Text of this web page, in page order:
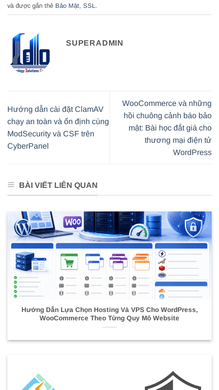
và được gắn thẻ Bảo Mật, SSL .
SUPERADMIN
Hướng dẫn cài đặt ClamAV
chạy an toàn và ổn định cùng
ModSecurity và CSF trên
CyberPanel
WooCommerce và những
hồi chuông cảnh báo bảo
mật: Bài học đắt giá cho
thương mại điện tử
WordPress
BÀI VIẾT LIÊN QUAN
Hướng Dẫn Lựa Chọn Hosting Và VPS Cho WordPress,
WooCommerce Theo Từng Quy Mô Website